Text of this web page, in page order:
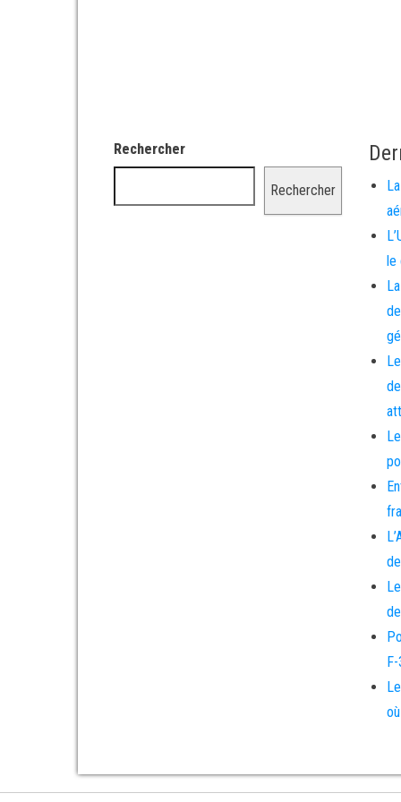
Rechercher
Rechercher
le